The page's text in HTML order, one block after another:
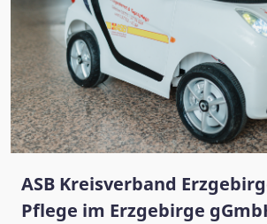
ASB Kreisverband
Pflege im Erzgebirge